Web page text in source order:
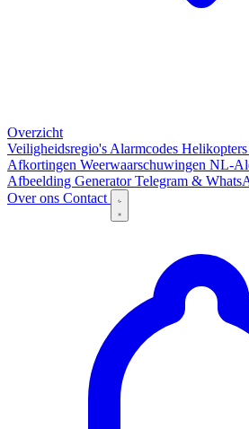
Overzicht
Veiligheidsregio's Alarmcodes Helikopters
Afkortingen Weerwaarschuwingen NL-
Afbeelding GeneratorTelegram &
Over ons Contact